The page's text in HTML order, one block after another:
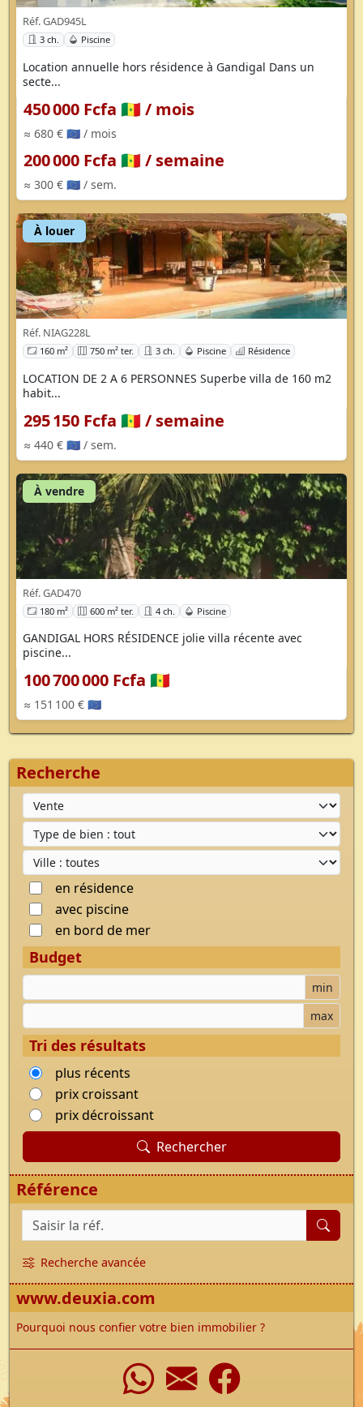
Réf. GAD945L
3 ch. Piscine
Location annuelle hors résidence à Gandigal Dans un
secte...
450 000 Fcfa 🇸🇳 / mois
≈ 680 € 🇪🇺 / mois
200 000 Fcfa 🇸🇳 / semaine
≈ 300 € 🇪🇺 / sem.
À louer
Réf. NIAG228L
160 m² 750 m² ter. 3 ch. Piscine Résidence
LOCATION DE 2 A 6 PERSONNES Superbe villa de 160 m2
habit...
295 150 Fcfa 🇸🇳 / semaine
≈ 440 € 🇪🇺 / sem.
À vendre
Réf. GAD470
180 m² 600 m² ter. 4 ch. Piscine
GANDIGAL HORS RÉSIDENCE jolie villa récente avec
piscine...
100 700 000 Fcfa 🇸🇳
≈ 151 100 € 🇪🇺
Recherche
Type d'offre
Type de bien
Ville
en résidence
avec piscine
en bord de mer
Budget
min
max
Tri des résultats
plus récents
prix croissant
prix décroissant
Rechercher
Référence
Référence du bien
Recherche avancée
www.deuxia.com
Pourquoi nous confier votre bien immobilier ?
WhatsApp
Nous écrire